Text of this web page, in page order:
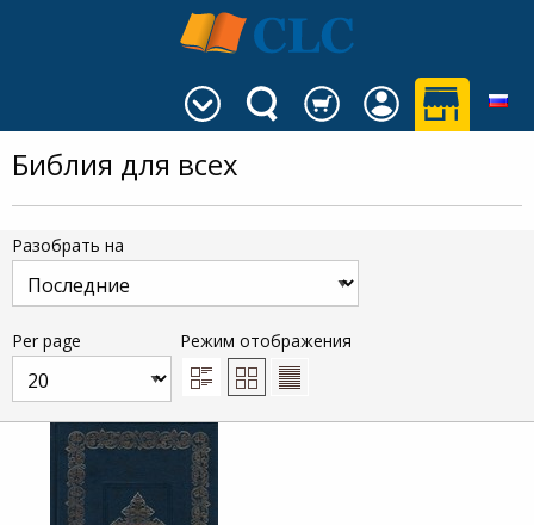
Библия для всех
Разобрать на
Per page Режим отображения